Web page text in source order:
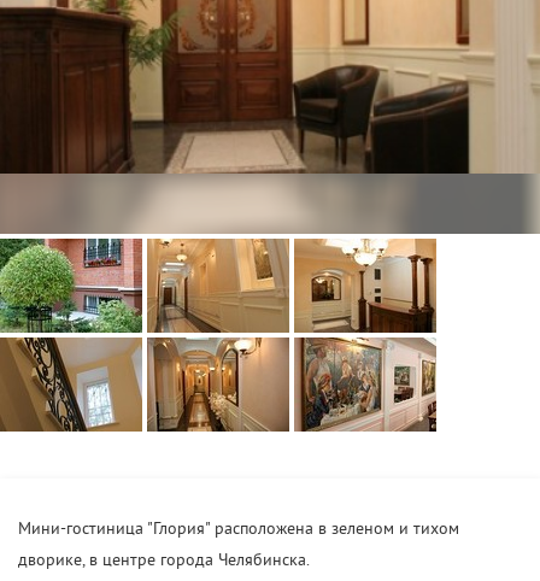
Мини-гостиница "Глория" расположена в зеленом и тихом
дворике, в центре города Челябинска.